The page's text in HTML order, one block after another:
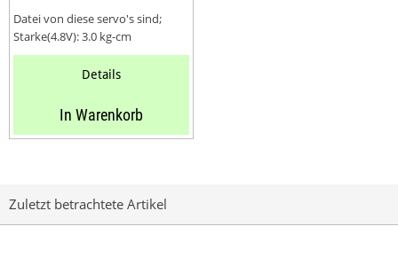
Datei von diese servo's sind;
Starke(4.8V): 3.0 kg-cm
Starke(6.0V): 3.5 kg-cm
Geschwindigkeit:...
Details
In Warenkorb
Zuletzt betrachtete Artikel